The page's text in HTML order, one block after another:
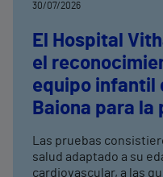
30/07/2026
El Hospital
el
equipo infantil
Baiona para
deportiva de
Las pruebas
salud adaptado a su
cardiovascular, a las